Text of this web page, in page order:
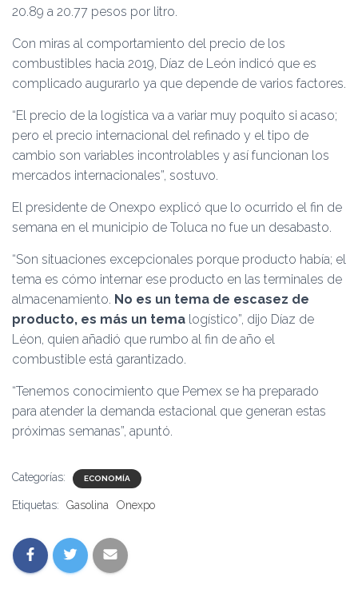
20.89 a 20.77 pesos por litro.
Con miras al comportamiento del precio de los
combustibles hacia 2019, Díaz de León indicó que es
complicado augurarlo ya que depende de varios factores.
“El precio de la logística va a variar muy poquito si acaso;
pero el precio internacional del refinado y el tipo de
cambio son variables incontrolables y así funcionan los
mercados internacionales”, sostuvo.
El presidente de Onexpo explicó que lo ocurrido el fin de
semana en el municipio de Toluca no fue un desabasto.
“Son situaciones excepcionales porque producto había; el
tema es cómo internar ese producto en las terminales de
almacenamiento. No es un tema de escasez de
producto, es más un tema logístico”, dijo Díaz de
Léon, quien añadió que rumbo al fin de año el
combustible está garantizado.
“Tenemos conocimiento que Pemex se ha preparado
para atender la demanda estacional que generan estas
próximas semanas”, apuntó.
Categorías: ECONOMÍA
Etiquetas: Gasolina Onexpo